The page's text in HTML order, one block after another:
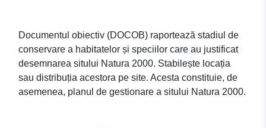
Documentul obiectiv (DOCOB) raportează stadiul de
conservare a habitatelor și speciilor care au justificat
desemnarea sitului Natura 2000. Stabilește locația
sau distribuția acestora pe site. Acesta constituie, de
asemenea, planul de gestionare a sitului Natura 2000.